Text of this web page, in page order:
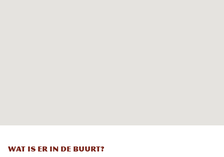
Wat is er in de buurt?